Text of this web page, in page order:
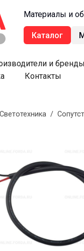
Материалы и
Каталог
и бренды
Контакты
Светотехника /